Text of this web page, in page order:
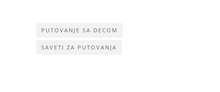
PUTOVANJE SA DECOM
SAVETI ZA PUTOVANJA